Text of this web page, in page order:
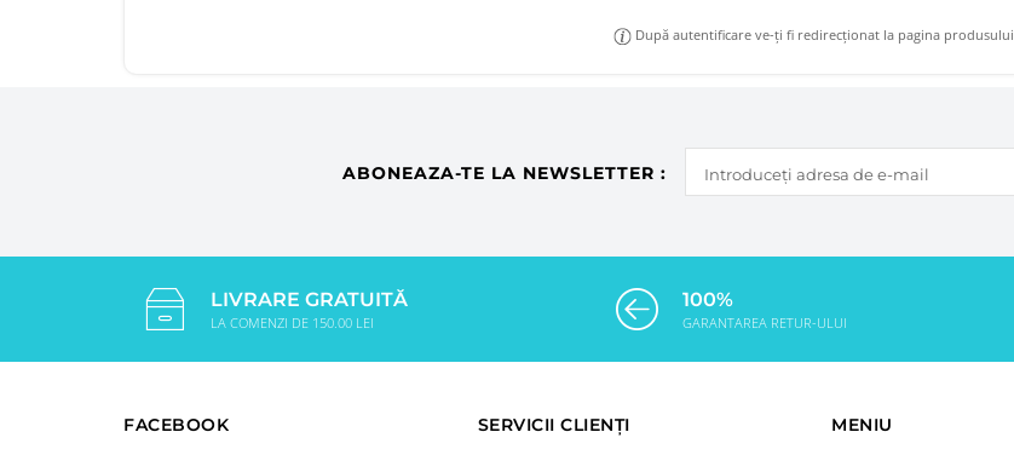
După autentificare ve-ți fi redirecționat la pagina produsului
ABONEAZA-TE LA NEWSLETTER :
LIVRARE GRATUITĂ
LA COMENZI DE 150.00 LEI
100%
GARANTAREA RETUR-ULUI
FACEBOOK SERVICII CLIENȚI MENIU